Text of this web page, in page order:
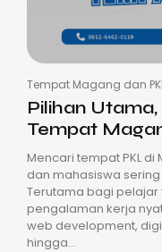
Tempat Magang dan
Pilihan Utama,
Tempat
Mencari tempat PKL di
dan mahasiswa
Terutama bagi
pengalaman kerja
web development,
hingga...